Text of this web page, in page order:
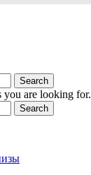
Search
you are looking for.
Search